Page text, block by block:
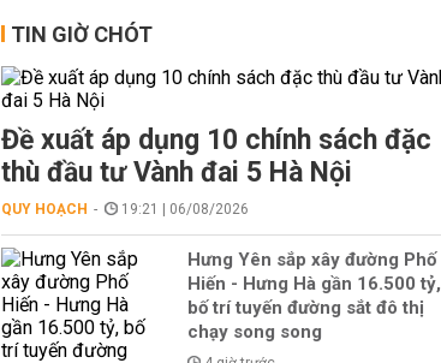
TIN GIỜ CHÓT
Đề xuất áp dụng 10 chính sách đặc
thù đầu tư Vành đai 5 Hà Nội
QUY HOẠCH 19:21 | 06/08/2026
Hưng Yên sắp xây đường Phố
Hiến - Hưng Hà gần 16.500 tỷ,
bố trí tuyến đường sắt đô thị
chạy song song